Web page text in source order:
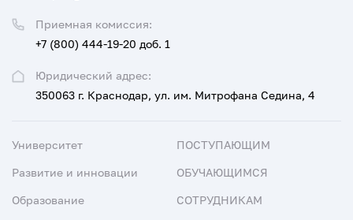
Юридический адрес:
350063 г. Краснодар, ул. им. Митрофана Седина, 4
Приемная комиссия:
+7 (800) 444-19-20 доб. 1
Университет
Развитие и инновации
Образование
ПОСТУПАЮЩИМ
ОБУЧАЮЩИМСЯ
СОТРУДНИКАМ